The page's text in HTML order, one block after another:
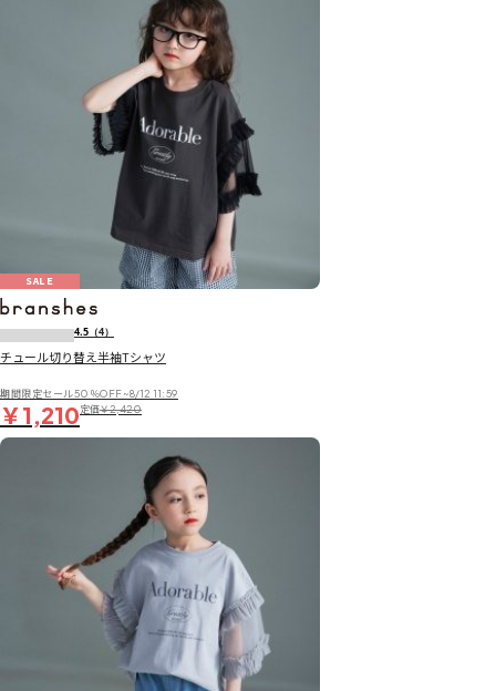
SALE
4.5 （4）
チュール切り替え半袖Tシャツ
期間限定セール50％OFF~8/12 11:59
￥1,210定価￥2,420